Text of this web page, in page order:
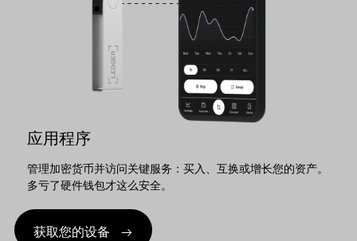
应用程序
管理加密货币并访问关键服务：买入、互换或增长您的资产。
多亏了硬件钱包才这么安全。
获取您的设备